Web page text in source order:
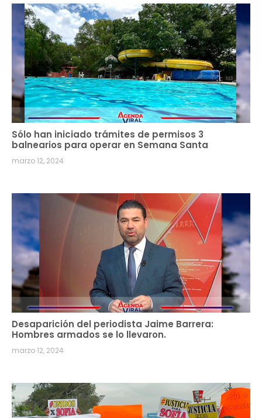
Sólo han iniciado trámites de permisos 3
balnearios para operar en Semana Santa
marzo 12, 2024
Desaparición del periodista Jaime Barrera:
Hombres armados se lo llevaron.
marzo 12, 2024